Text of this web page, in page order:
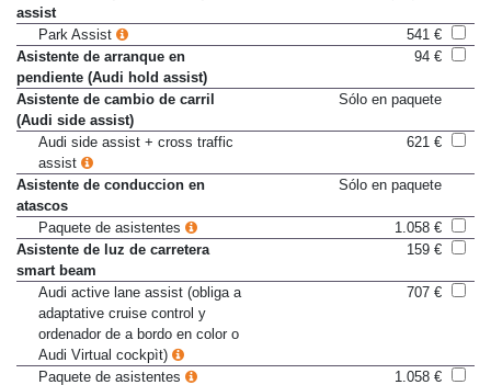
Asistente de aparcamiento park
assist
Park Assist
541 €
Asistente de arranque en
pendiente (Audi hold assist)
Asistente de cambio de carril
(Audi side assist)
Audi side assist + cross traffic
assist
Asistente de conduccion en
atascos
Paquete de asistentes
1.058 €
Asistente de luz de carretera
smart beam
Audi active lane assist (obliga a
adaptative cruise control y
ordenador de a bordo en color o
Audi Virtual cockpìt)